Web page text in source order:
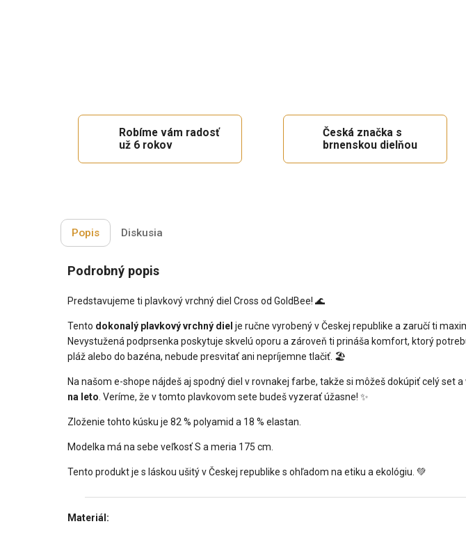
Robíme vám radosť
už 6 rokov
Česká značka s
brnenskou dielňou
Popis Diskusia
Podrobný popis
Predstavujeme ti plavkový vrchný diel Cross od GoldBee! 🌊
Tento dokonalý plavkový vrchný diel je ručne vyrobený v Českej republike a zaručí ti
Nevystužená podprsenka poskytuje skvelú oporu a zároveň ti prináša komfort, ktorý
pláž alebo do bazéna, nebude presvitať ani nepríjemne tlačiť. 🏖️
Na našom e-shope nájdeš aj spodný diel v rovnakej farbe, takže si môžeš dokúpiť celý set a
na leto . Veríme, že v tomto plavkovom sete budeš vyzerať úžasne! ✨
Zloženie tohto kúsku je 82 % polyamid a 18 % elastan.
Modelka má na sebe veľkosť S a meria 175 cm.
Tento produkt je s láskou ušitý v Českej republike s ohľadom na etiku a ekológiu. 💚
Materiál: